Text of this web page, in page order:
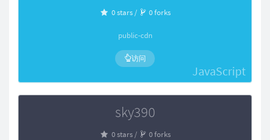
JavaScript
0 stars / 0 forks
public-cdn
访问
sky390
0 stars / 0 forks